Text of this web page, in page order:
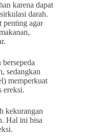
karena dapat
darah.
penting agar
sedangkan
memperkuat
ereksi.
kekurangan
Hal ini bisa